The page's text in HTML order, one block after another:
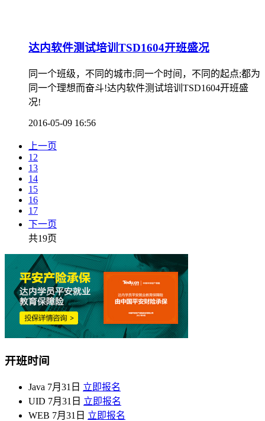
达内软件测试培训TSD1604开班盛况
同一个班级，不同的城市;同一个时间，不同的起点;都为
同一个理想而奋斗!达内软件测试培训TSD1604开班盛
况!
2016-05-09 16:56
上一页
12
13
14
15
16
17
下一页
共19页
开班时间
Java 7月31日 立即报名
UID 7月31日 立即报名
WEB 7月31日 立即报名